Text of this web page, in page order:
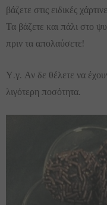
βάζετε στις ειδικές
Τα βάζετε και πάλι στο
πριν τα απολαύσετε!
Υ.γ. Αν δε θέλετε να
λιγότερη ποσότητα.